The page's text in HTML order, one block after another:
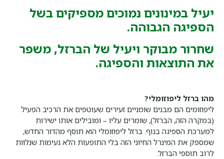
יעיל במינונים נמוכים מספיקים בשל
הספיגה הגבוהה.
שחרור מבוקר ויעיל של הברזל, משפר
את התוצאות והספיגה.
מהו ברזל ליפוזומלי?
ליפוזומים הם מבנים שומניים זעירים שעוטפים את הרכיב הפעיל
(במקרה הזה, הברזל), שומרים עליו – ומובילים אותו ישירות
למערכת הספיגה בגוף. ברזל ליפוזומלי הוא תוסף מהדור החדש,
שמספק את המינרל החיוני הזה בלי התופעות הלא נעימות שנלוות
לרוב תוספי הברזל.